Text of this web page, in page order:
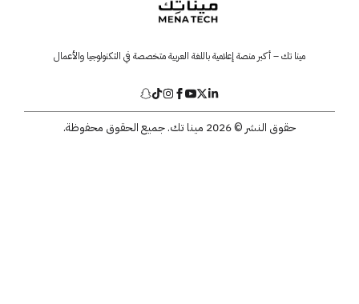
مينا تك – أكبر منصة إعلامية باللغة العربية متخصصة في التكنولوجيا والأعمال
حقوق النشر © 2026 مينا تك. جميع الحقوق محفوظة.